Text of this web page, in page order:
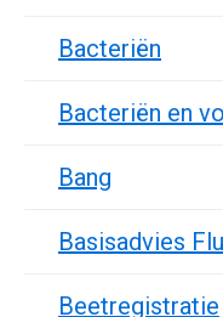
Bacteriën
Bacteriën en
Bang
Basisadvies
Beetregistratie